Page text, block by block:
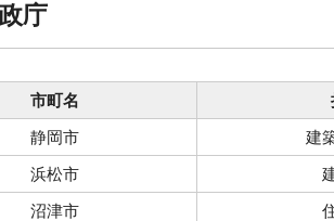
庁
市町名
静岡市
建
浜松市
沼津市